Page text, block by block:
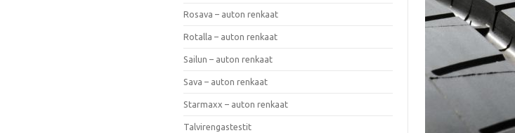
Rosava – auton renkaat
Rotalla – auton renkaat
Sailun – auton renkaat
Sava – auton renkaat
Starmaxx – auton renkaat
Talvirengastestit